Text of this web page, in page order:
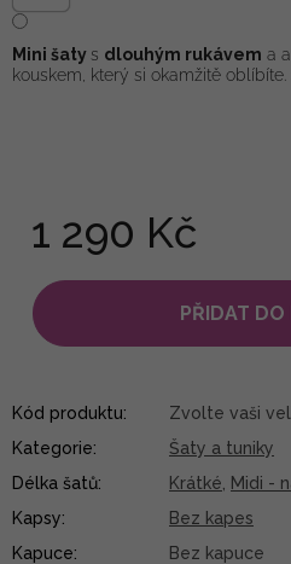
1 290 Kč
PŘIDAT DO
Mini šaty s dlouhým rukávem a
kouskem, který si okamžitě oblíbíte.
Kód produktu:
Zvolte vaši
Kategorie:
Šaty a tuniky
Délka šatů: Krátké
Midi -
Kapsy:
Bez kapes
Kapuce:
Bez kapuce